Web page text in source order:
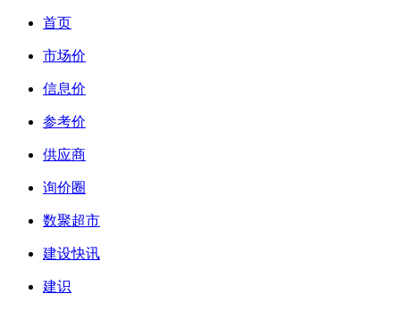
首页
市场价
信息价
参考价
供应商
询价圈
数聚超市
建设快讯
建识